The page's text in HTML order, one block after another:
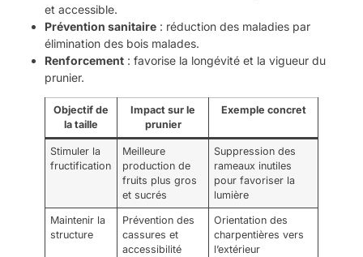
et accessible.
Prévention sanitaire : réduction des maladies par
élimination des bois malades.
Renforcement : favorise la longévité et la vigueur du
prunier.
Objectif de
la taille
Impact sur le
prunier
Exemple concret
Stimuler la
fructification
Meilleure
production de
fruits plus gros
et sucrés
Suppression des
rameaux inutiles
pour favoriser la
lumière
Maintenir la
structure
Prévention des
cassures et
accessibilité
Orientation des
charpentières vers
l’extérieur